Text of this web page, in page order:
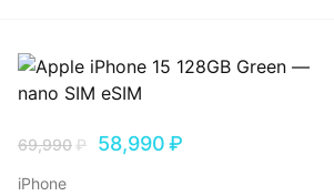
69,990₽ 58,990₽
iPhone